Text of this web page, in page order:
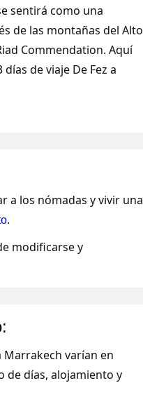
sentirá como una
de las montañas del Alto
Commendation. Aquí
de viaje De Fez a
a los nómadas y vivir una
.
modificarse y
Marrakech varían en
de días, alojamiento y